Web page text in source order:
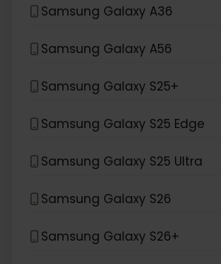
Samsung Galaxy A36
Samsung Galaxy A56
Samsung Galaxy S25+
Samsung Galaxy S25 Edge
Samsung Galaxy S25 Ultra
Samsung Galaxy S26
Samsung Galaxy S26+